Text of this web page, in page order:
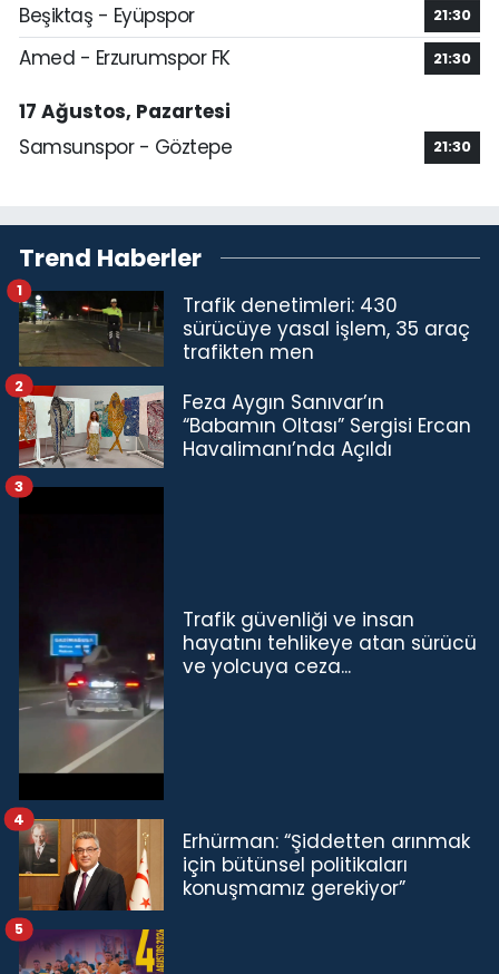
Beşiktaş - Eyüpspor 21:30
Amed - Erzurumspor FK 21:30
17 Ağustos, Pazartesi
Samsunspor - Göztepe
21:30
Trend Haberler
Trafik denetimleri: 430
sürücüye yasal işlem, 35 araç
trafikten men
1
Feza Aygın Sanıvar’ın
“Babamın Oltası” Sergisi Ercan
Havalimanı’nda Açıldı
2
Trafik güvenliği ve insan
hayatını tehlikeye atan sürücü
ve yolcuya ceza...
3
Erhürman: “Şiddetten arınmak
için bütünsel politikaları
konuşmamız gerekiyor”
4
5